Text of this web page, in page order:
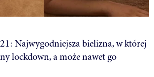
Najwygodniejsza bielizna, w której
lockdown, a może nawet go